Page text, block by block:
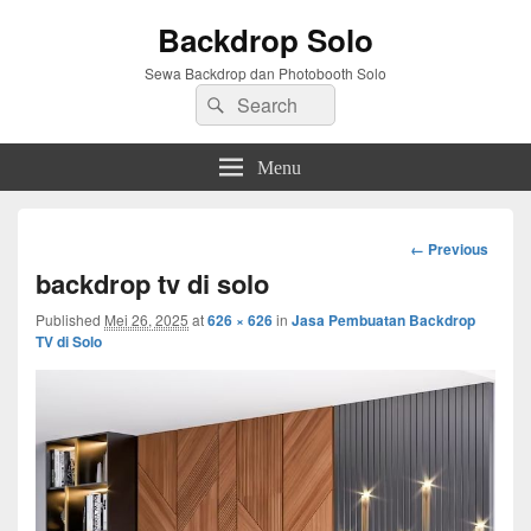
Backdrop Solo
Sewa Backdrop dan Photobooth Solo
Search
for:
Search
Menu
Image
← Previous
backdrop tv di solo
Published Mei 26, 2025 at626 × 626in Jasa Pembuatan Backdrop
TV di Solo